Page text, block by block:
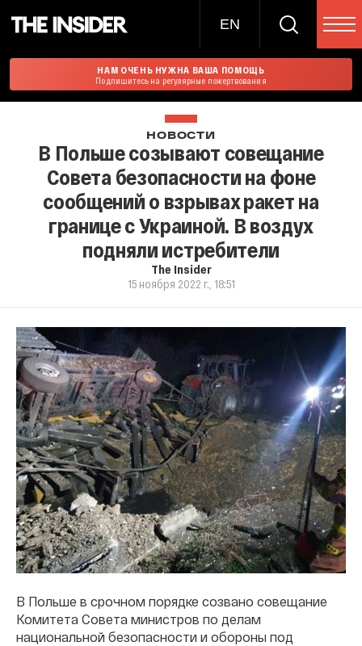
EN
НАМ ОЧЕНЬ НУЖНА ВАША ПОМОЩЬ
Подпишитесь на регулярные пожертвования
НОВОСТИ
В Польше созывают совещание
Совета безопасности на фоне
сообщений о взрывах ракет на
границе с Украиной. В воздух
подняли истребители
The Insider
15 ноября 2022 г., 18:51
В Польше в срочном порядке созвано совещание
Комитета Совета министров по делам
национальной безопасности и обороны под